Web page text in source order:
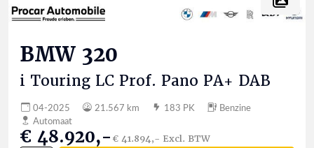
BMW 320
i Touring LC Prof. Pano PA+ DAB
04-2025 21.567 km 183 PK
Benzine
Automaat
€ 48.920,-€ 41.894,- Excl. BTW